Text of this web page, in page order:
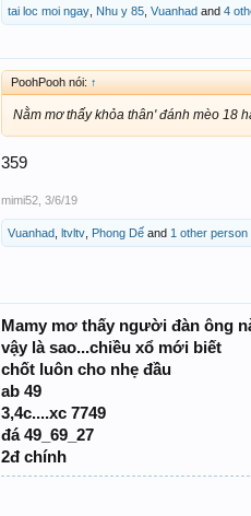
tai loc moi ngay Nhu y 85 Vuanhad and 4
PoohPooh nói: ↑
Nằm mơ thấy khỏa thân' đánh mèo 18
359
mimi52 3/6/19
Vuanhad ltvltv Phong Dế and 1 other person
Mamy mơ thấy người đàn ông
vậy là sao...chiều xổ mới biết
chốt luôn cho nhẹ đầu
ab 49
3,4c....xc 7749
đá 49_69_27
2đ chính